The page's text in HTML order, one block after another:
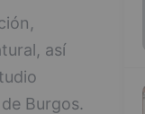
así
Burgos.